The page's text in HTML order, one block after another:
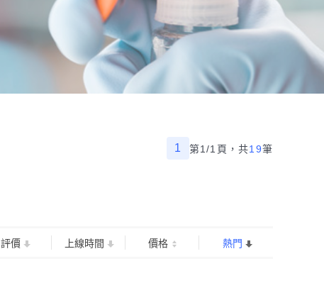
1 第1/1頁， 共19筆
評價 上線時間 價格 熱門